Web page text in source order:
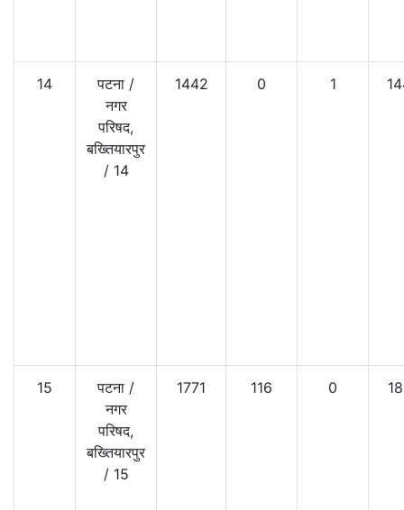
14 पटना /
नगर
परिषद,
बख्तियारपुर
/ 14
1442 0 1
15 पटना /
नगर
परिषद,
बख्तियारपुर
/ 15
1771 116 0